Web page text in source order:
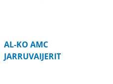
AL-KO AMC
JARRUVAIJERIT